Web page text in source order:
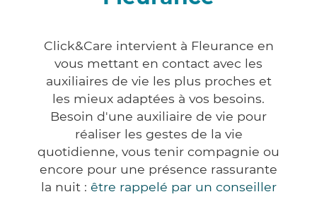
Click&Care intervient à Fleurance en
vous mettant en contact avec les
auxiliaires de vie les plus proches et
les mieux adaptées à vos besoins.
Besoin d'une auxiliaire de vie pour
réaliser les gestes de la vie
quotidienne, vous tenir compagnie ou
encore pour une présence rassurante
la nuit : être rappelé par un conseiller